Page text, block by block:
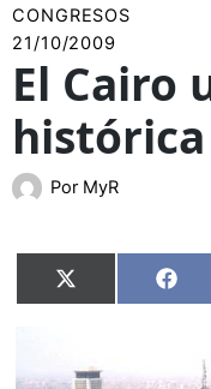
CONGRESOS
21/10/2009
El Cairo
Por MyR
Compartir
en
X
(Twitter) en